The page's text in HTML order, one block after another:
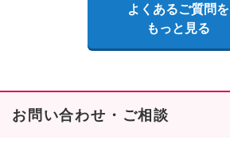
よくあるご質問を
もっと見る
お問い合わせ・ご相談